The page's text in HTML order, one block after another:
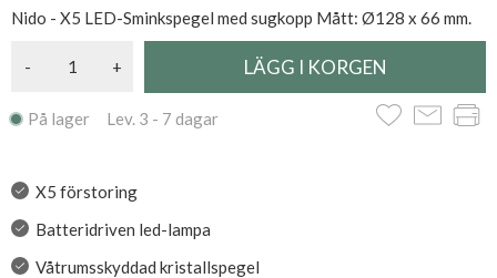
Nido - X5 LED-Sminkspegel med sugkopp Mått: Ø128 x 66 mm.
- +
På lager Lev. 3 - 7 dagar
X5 förstoring
Batteridriven led-lampa
Våtrumsskyddad kristallspegel